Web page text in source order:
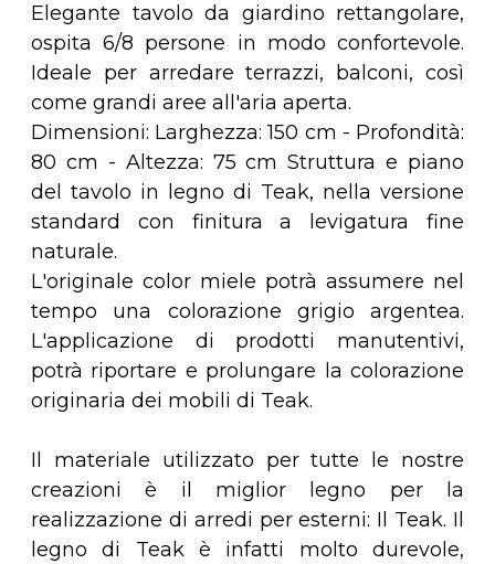
Elegante tavolo da giardino rettangolare,
ospita 6/8 persone in modo confortevole.
Ideale per arredare terrazzi, balconi, così
come grandi aree all'aria aperta.
Dimensioni: Larghezza: 150 cm - Profondità:
80 cm - Altezza: 75 cm Struttura e piano
del tavolo in legno di Teak, nella versione
standard con finitura a levigatura fine
naturale.
L'originale color miele potrà assumere nel
tempo una colorazione grigio argentea.
L'applicazione di prodotti manutentivi,
potrà riportare e prolungare la colorazione
originaria dei mobili di Teak.
Il materiale utilizzato per tutte le nostre
creazioni è il miglior legno per la
realizzazione di arredi per esterni: Il Teak. Il
legno di Teak è infatti molto durevole,